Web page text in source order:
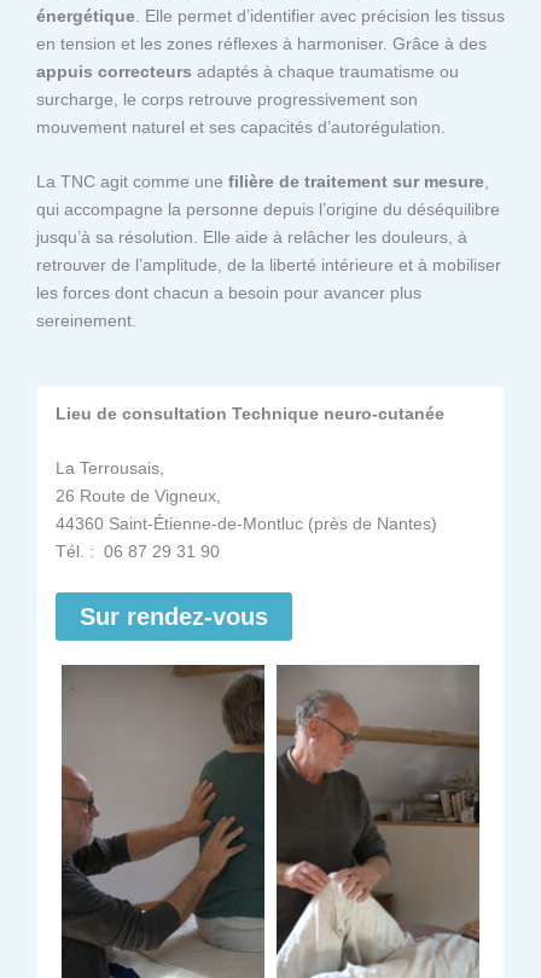
énergétique . Elle permet d’identifier avec précision les tissus
en tension et les zones réflexes à harmoniser. Grâce à des
appuis correcteurs adaptés à chaque traumatisme ou
surcharge, le corps retrouve progressivement son
mouvement naturel et ses capacités d’autorégulation.
La TNC agit comme une filière de traitement sur mesure,
qui accompagne la personne depuis l’origine du déséquilibre
jusqu’à sa résolution. Elle aide à relâcher les douleurs, à
retrouver de l’amplitude, de la liberté intérieure et à mobiliser
les forces dont chacun a besoin pour avancer plus
sereinement.
Lieu de consultation Technique neuro-cutanée
La Terrousais,
26 Route de Vigneux,
44360 Saint-Étienne-de-Montluc (près de Nantes)
Tél. : 06 87 29 31 90
Sur rendez-vous